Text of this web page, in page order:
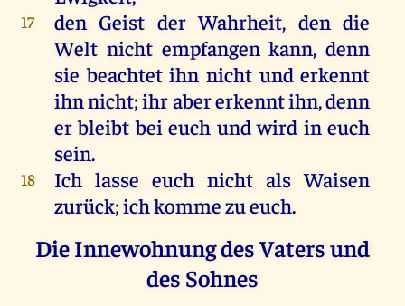
17 den Geist der Wahrheit, den die
Welt nicht empfangen kann,denn
sie beachtetihn nicht und erkennt
ihnnicht;ihrabererkenntihn,denn
er bleibt bei euch und wird in euch
sein.
18 Ich lasse euch nicht als Waisen
zurück;ichkommezueuch.
Die Innewohnung des Vaters und
des Sohnes